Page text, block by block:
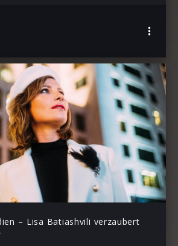
– Lisa Batiashvili verzaubert